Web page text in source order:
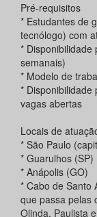
Pré-requisitos
* Estudantes de
tecnólogo) com
* Disponibilidade
semanais)
* Modelo de
* Disponibilidade
vagas abertas
Locais de
* São Paulo
* Guarulhos (SP)
* Anápolis (GO)
* Cabo de Santo
que passa pelas
Olinda, Paulista